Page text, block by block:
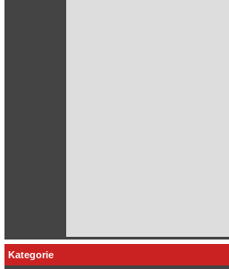
Kategorie